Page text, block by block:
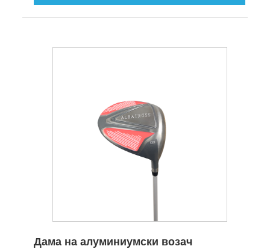
Дама на алуминиумски возач